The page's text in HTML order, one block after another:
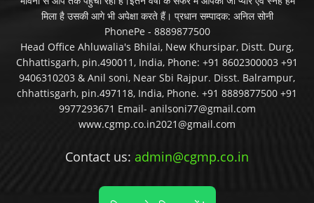
मिला है उसकी आगे भी अपेक्षा करते हैं। प्रधान सम्पादक: अनिल सोनी
PhonePe - 8889877500
Head Office Ahluwalia's Bhilai, New Khursipar, Distt. Durg,
Chhattisgarh, pin.490011, India, Phone: +91 8602300003 +91
9406310203 & Anil soni, Near Sbi Rajpur. Disst. Balrampur,
chhattisgarh, pin.497118, India, Phone. +91 8889877500 +91
9977293671 Email- anilsoni77@gmail.com
www.cgmp.co.in2021@gmail.com
Contact us: admin@cgmp.co.in